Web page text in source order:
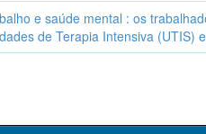
e saúde mental : os
de Terapia Intensiva (UTIS)